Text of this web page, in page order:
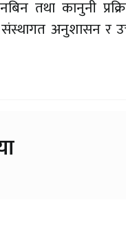
तथा कानुनी
संस्थागत अनुशासन र